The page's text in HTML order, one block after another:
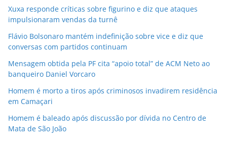
Xuxa responde críticas sobre figurino e diz que ataques
impulsionaram vendas da turnê
Flávio Bolsonaro mantém indefinição sobre vice e diz que
conversas com partidos continuam
Mensagem obtida pela PF cita “apoio total” de ACM Neto ao
banqueiro Daniel Vorcaro
Homem é morto a tiros após criminosos invadirem residência
em Camaçari
Homem é baleado após discussão por dívida no Centro de
Mata de São João